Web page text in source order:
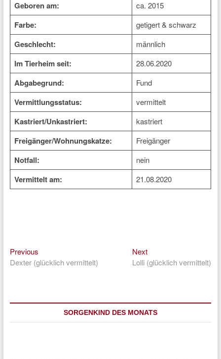
Geboren am: ca. 2015
Farbe: getigert & schwarz
Geschlecht: männlich
Im Tierheim seit: 28.06.2020
Abgabegrund: Fund
Vermittlungsstatus: vermittelt
Kastriert/Unkastriert: kastriert
Freigänger/Wohnungskatze: Freigänger
Notfall: nein
Vermittelt am: 21.08.2020
Beitragsnavigation
PreviousPrevious
post:
Dexter (glücklich vermittelt)
NextNext
post:
Lolli (glücklich vermittelt)
SORGENKIND DES MONATS